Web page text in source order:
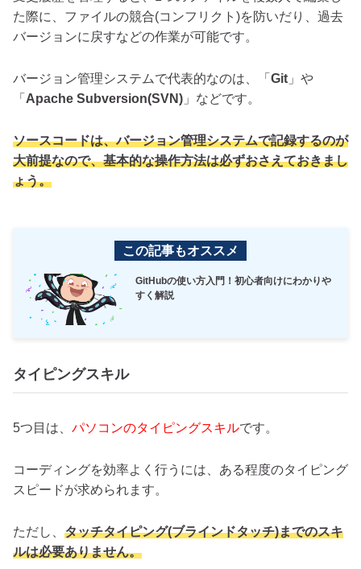
た際に、ファイルの競合(コンフリクト)を防いだり、過去
バージョンに戻すなどの作業が可能です。
バージョン管理システムで代表的なのは、「 Git 」や
「 Apache Subversion(SVN) 」などです。
ソースコードは、バージョン管理システムで記録するのが
大前提なので、基本的な操作方法は必ずおさえておきまし
ょう。
この記事もオススメ
GitHubの使い方入門！初心者向けにわかりや
すく解説
タイピングスキル
5つ目は、 パソコンのタイピングスキルです。
コーディングを効率よく行うには、ある程度のタイピング
スピードが求められます。
ただし、 タッチタイピング(ブラインドタッチ)までのスキ
ルは必要ありません。